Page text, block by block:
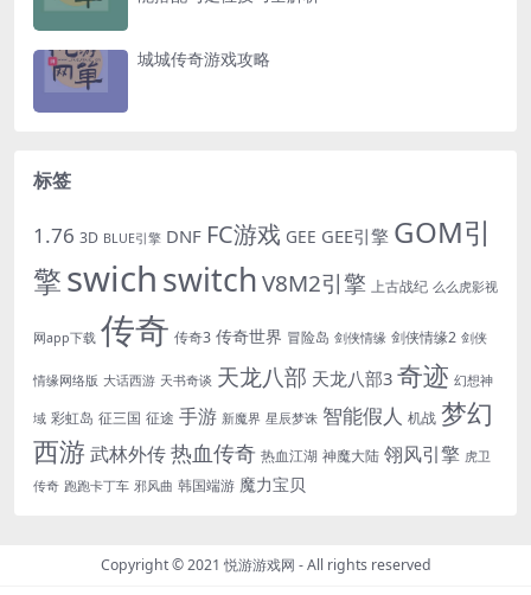
城城传奇游戏攻略
标签
1.76 3D BLUE引擎 DNF FC游戏 GEE GEE引擎 GOM引
擎swichswitchV8M2引擎 上古战纪 么么虎影视
网app下载 传奇 传奇3 传奇世界 冒险岛 剑侠情缘 剑侠情缘2 剑侠
情缘网络版 大话西游 天书奇谈 天龙八部 天龙八部3 奇迹 幻想神
域 彩虹岛 征三国 征途 手游 新魔界 星辰梦诛 智能假人 机战 梦幻
西游 武林外传热血传奇 热血江湖 神魔大陆 翎风引擎 虎卫
传奇 跑跑卡丁车 邪风曲 韩国端游 魔力宝贝
Copyright © 2021悦游游戏网 - All rights reserved